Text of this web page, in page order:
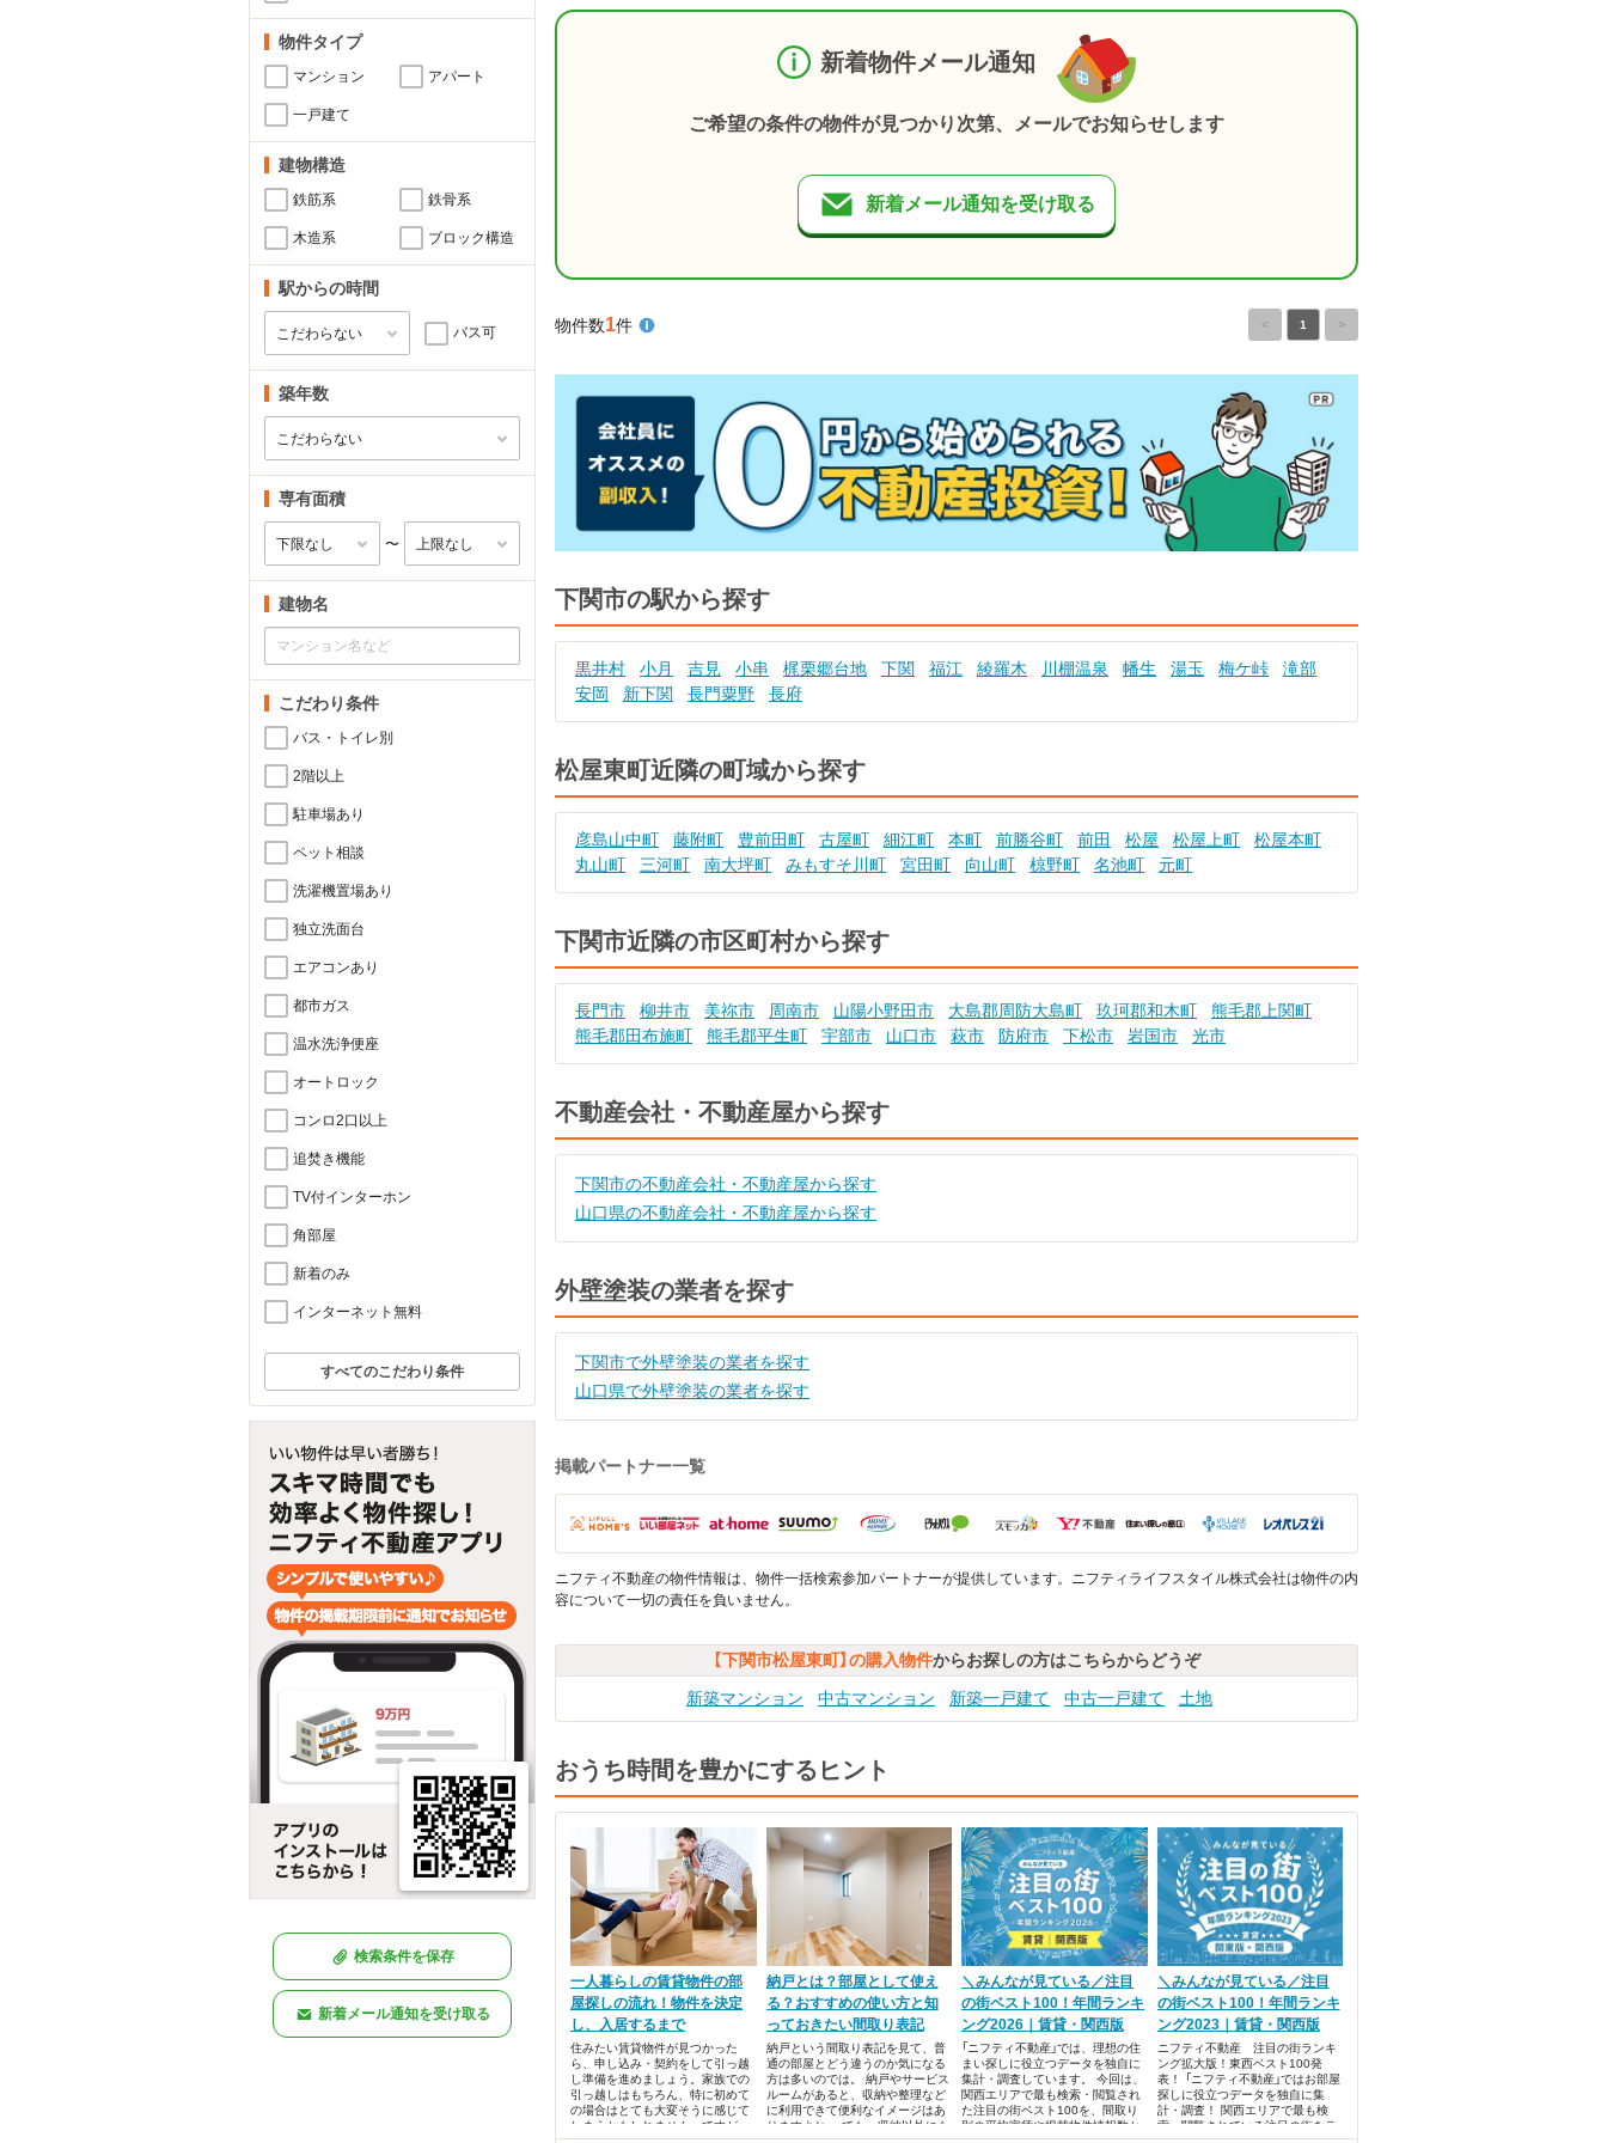
物件タイプ
マンション アパート
一戸建て
建物構造
鉄筋系 鉄骨系
木造系 ブロック構造
駅からの時間
バス可
築年数
専有面積
〜
建物名
こだわり条件
バス・トイレ別
2階以上
駐車場あり
ペット相談
洗濯機置場あり
独立洗面台
エアコンあり
都市ガス
温水洗浄便座
オートロック
コンロ2口以上
追焚き機能
TV付インターホン
角部屋
新着のみ
インターネット無料
すべてのこだわり条件
検索条件を保存
新着メール通知を受け取る
新着物件メール通知
ご希望の条件の物件が見つかり次第、メールでお知らせします
新着メール通知を受け取る
物件数1件 < 1 >
下関市の駅から探す
黒井村 小月 吉見 小串 梶栗郷台地 下関 福江 綾羅木 川棚温泉 幡生 湯玉 梅ケ峠
滝部
安岡
新下関 長門粟野 長府
松屋東町近隣の町域から探す
彦島山中町 藤附町 豊前田町 古屋町 細江町 本町 前勝谷町 前田 松屋 松屋上町
松屋本町
丸山町
三河町 南大坪町 みもすそ川町 宮田町 向山町 椋野町 名池町 元町
下関市近隣の市区町村から探す
長門市 柳井市 美祢市 周南市 山陽小野田市 大島郡周防大島町 玖珂郡和木町
熊毛郡上関町
熊毛郡田布施町
熊毛郡平生町 宇部市 山口市 萩市 防府市 下松市 岩国市 光市
不動産会社・不動産屋から探す
下関市の不動産会社・不動産屋から探す
山口県の不動産会社・不動産屋から探す
外壁塗装の業者を探す
下関市で外壁塗装の業者を探す
山口県で外壁塗装の業者を探す
掲載パートナー一覧
ニフティ不動産の物件情報は、物件一括検索参加パートナーが提供しています。ニフティライフスタイル株式会社は物件の内
容について一切の責任を負いません。
【下関市松屋東町】の購入物件からお探しの方はこちらからどうぞ
新築マンション
中古マンション 新築一戸建て 中古一戸建て 土地
おうち時間を豊かにするヒント
一人暮らしの賃貸物件の部
屋探しの流れ！物件を決定
し、入居するまで
住みたい賃貸物件が見つかった
ら、申し込み・契約をして引っ越
し準備を進めましょう。家族での
引っ越しはもちろん、特に初めて
の場合はとても大変そうに感じて
しまうかもしれません。ですが、
納戸とは？部屋として使え
る？おすすめの使い方と知
っておきたい間取り表記
納戸という間取り表記を見て、普
通の部屋とどう違うのか気になる
方は多いのでは。 納戸やサービス
ルームがあると、収納や整理など
に利用できて便利なイメージはあ
りますよね。 でも、収納以外にも
＼みんなが見ている／注目
の街ベスト100！年間ランキ
ング2026｜賃貸・関西版
「ニフティ不動産」では、理想の住
まい探しに役立つデータを独自に
集計・調査しています。 今回は、
関西エリアで最も検索・閲覧され
た注目の街ベスト100を、間取り
別の平均家賃や掲載物件情報数と
＼みんなが見ている／注目
の街ベスト100！年間ランキ
ング2023｜賃貸・関西版
ニフティ不動産 注目の街ランキ
ング拡大版！東西ベスト100発
表！ 「ニフティ不動産」ではお部屋
探しに役立つデータを独自に集
計・調査！ 関西エリアで最も検
索・閲覧されている注目の街をラ